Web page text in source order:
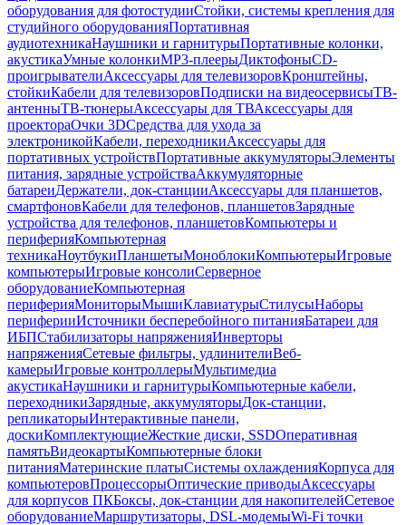
оборудования для фотостудииСтойки, системы крепления для
студийного оборудованияПортативная
аудиотехникаНаушники и гарнитурыПортативные колонки,
акустикаУмные колонкиMP3-плеерыДиктофоныCD-
проигрывателиАксессуары для телевизоровКронштейны,
стойкиКабели для телевизоровПодписки на видеосервисыТВ-
антенныТВ-тюнерыАксессуары для ТВАксессуары для
проектораОчки 3DСредства для ухода за
электроникойКабели, переходникиАксессуары для
портативных устройствПортативные аккумуляторыЭлементы
питания, зарядные устройстваАккумуляторные
батареиДержатели, док-станцииАксессуары для планшетов,
смартфоновКабели для телефонов, планшетовЗарядные
устройства для телефонов, планшетовКомпьютеры и
периферияКомпьютерная
техникаНоутбукиПланшетыМоноблокиКомпьютерыИгровые
компьютерыИгровые консолиСерверное
оборудованиеКомпьютерная
периферияМониторыМышиКлавиатурыСтилусыНаборы
периферииИсточники бесперебойного питанияБатареи для
ИБПСтабилизаторы напряженияИнверторы
напряженияСетевые фильтры, удлинителиВеб-
камерыИгровые контроллерыМультимедиа
акустикаНаушники и гарнитурыКомпьютерные кабели,
переходникиЗарядные, аккумуляторыДок-станции,
репликаторыИнтерактивные панели,
доскиКомплектующиеЖесткие диски, SSDОперативная
памятьВидеокартыКомпьютерные блоки
питанияМатеринские платыСистемы охлажденияКорпуса для
компьютеровПроцессорыОптические приводыАксессуары
для корпусов ПКБоксы, док-станции для накопителейСетевое
оборудованиеМаршрутизаторы, DSL-модемыWi-Fi точки